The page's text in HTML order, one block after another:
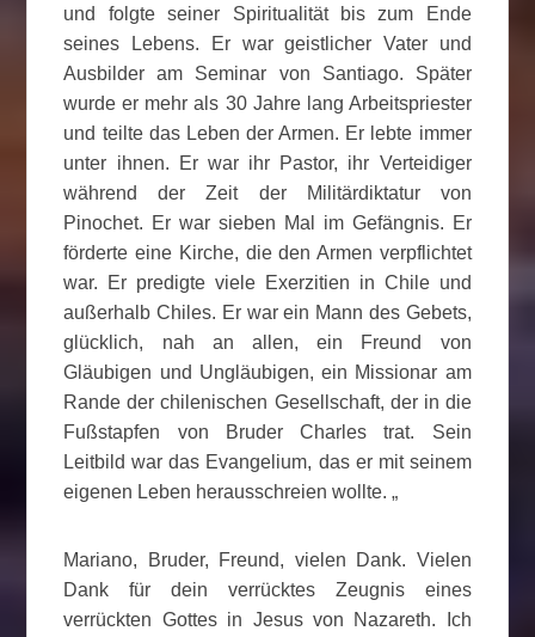
und folgte seiner Spiritualität bis zum Ende
seines Lebens. Er war geistlicher Vater und
Ausbilder am Seminar von Santiago. Später
wurde er mehr als 30 Jahre lang Arbeitspriester
und teilte das Leben der Armen. Er lebte immer
unter ihnen. Er war ihr Pastor, ihr Verteidiger
während der Zeit der Militärdiktatur von
Pinochet. Er war sieben Mal im Gefängnis. Er
förderte eine Kirche, die den Armen verpflichtet
war. Er predigte viele Exerzitien in Chile und
außerhalb Chiles. Er war ein Mann des Gebets,
glücklich, nah an allen, ein Freund von
Gläubigen und Ungläubigen, ein Missionar am
Rande der chilenischen Gesellschaft, der in die
Fußstapfen von Bruder Charles trat. Sein
Leitbild war das Evangelium, das er mit seinem
eigenen Leben herausschreien wollte. „
Mariano, Bruder, Freund, vielen Dank. Vielen
Dank für dein verrücktes Zeugnis eines
verrückten Gottes in Jesus von Nazareth. Ich